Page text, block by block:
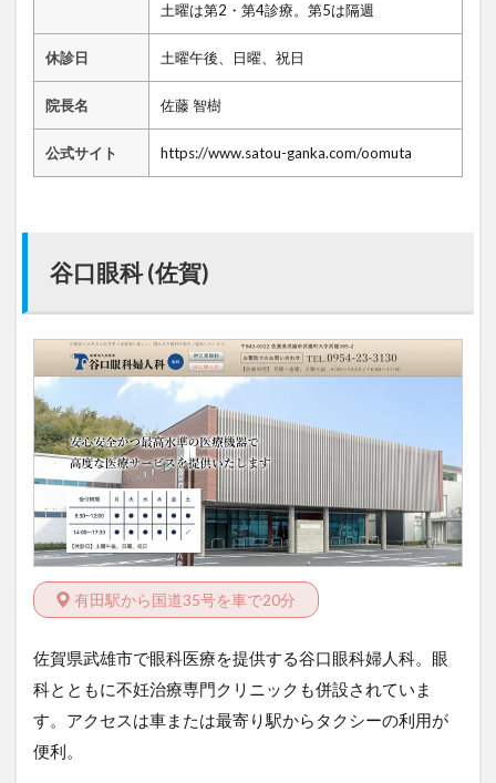
土曜は第2・第4診療。第5は隔週
休診日 土曜午後、日曜、祝日
院長名 佐藤 智樹
公式サイト https://www.satou-ganka.com/oomuta
谷口眼科 (佐賀)
有田駅から国道35号を車で20分
佐賀県武雄市で眼科医療を提供する谷口眼科婦人科。眼
科とともに不妊治療専門クリニックも併設されていま
す。アクセスは車または最寄り駅からタクシーの利用が
便利。